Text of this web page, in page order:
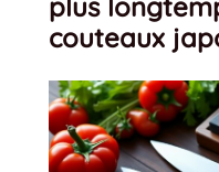
plus
couteaux